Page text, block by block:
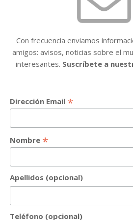
Con frecuencia enviamos
amigos: avisos, noticias sobre el
interesantes. Suscríbete a
Dirección Email *
Nombre *
Apellidos (opcional)
Teléfono (opcional)